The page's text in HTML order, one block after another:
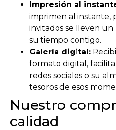
Impresión al
imprimen al instante,
invitados se lleven
su tiempo contigo.
Galería digital:
formato digital,
redes sociales o su
tesoros de esos
Nuestro
calidad